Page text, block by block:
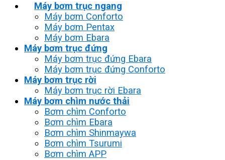
Máy bơm trục ngang
Máy bơm Conforto
Máy bơm Pentax
Máy bơm Ebara
Máy bơm trục đứng
Máy bơm trục đứng Ebara
Máy bơm trục đứng Conforto
Máy bơm trục rời
Máy bơm trục rời Ebara
Máy bơm chìm nước thải
Bơm chìm Conforto
Bơm chìm Ebara
Bơm chìm Shinmaywa
Bơm chìm Tsurumi
Bơm chìm APP